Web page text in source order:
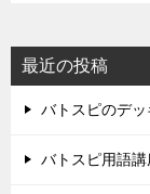
最近の投稿
バトスピのデッ
バトスピ用語